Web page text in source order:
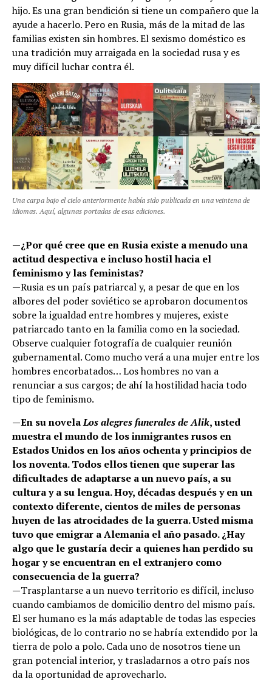
hijo. Es una gran bendición si tiene un compañero que la
ayude a hacerlo. Pero en Rusia, más de la mitad de las
familias existen sin hombres. El sexismo doméstico es
una tradición muy arraigada en la sociedad rusa y es
muy difícil luchar contra él.
Una carpa bajo el cielo anteriormente había sido publicada en una veintena de
idiomas. Aquí, algunas portadas de esas ediciones.
—¿Por qué cree que en Rusia existe a menudo una
actitud despectiva e incluso hostil hacia el
feminismo y las feministas?
—Rusia es un país patriarcal y, a pesar de que en los
albores del poder soviético se aprobaron documentos
sobre la igualdad entre hombres y mujeres, existe
patriarcado tanto en la familia como en la sociedad.
Observe cualquier fotografía de cualquier reunión
gubernamental. Como mucho verá a una mujer entre los
hombres encorbatados… Los hombres no van a
renunciar a sus cargos; de ahí la hostilidad hacia todo
tipo de feminismo.
—En su novelaLos alegres funerales de Alik, usted
muestra el mundo de los inmigrantes rusos en
Estados Unidos en los años ochenta y principios de
los noventa. Todos ellos tienen que superar las
dificultades de adaptarse a un nuevo país, a su
cultura y a su lengua. Hoy, décadas después y en un
contexto diferente, cientos de miles de personas
huyen de las atrocidades de la guerra. Usted misma
tuvo que emigrar a Alemania el año pasado. ¿Hay
algo que le gustaría decir a quienes han perdido su
hogar y se encuentran en el extranjero como
consecuencia de la guerra?
—Trasplantarse a un nuevo territorio es difícil, incluso
cuando cambiamos de domicilio dentro del mismo país.
El ser humano es la más adaptable de todas las especies
biológicas, de lo contrario no se habría extendido por la
tierra de polo a polo. Cada uno de nosotros tiene un
gran potencial interior, y trasladarnos a otro país nos
da la oportunidad de aprovecharlo.